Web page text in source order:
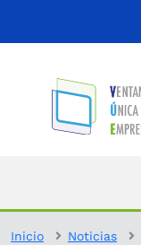
Inicio Noticias